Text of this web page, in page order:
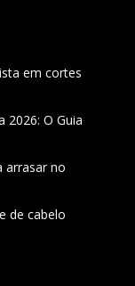
em cortes
2026: O Guia
arrasar no
de cabelo